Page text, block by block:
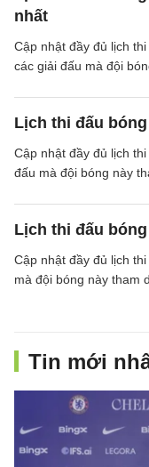
nhất
Cập nhật đầy đủ lịch
các giải đấu mà đội
Lịch thi đấu
Cập nhật đầy đủ lịch
đấu mà đội bóng này
Lịch thi đấu
Cập nhật đầy đủ lịch
mà đội bóng này tham
Tin mới